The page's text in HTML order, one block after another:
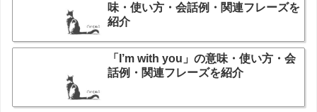
味・使い方・会話例・関連フレーズを
紹介
「I’m with you」の意味・使い方・会
話例・関連フレーズを紹介